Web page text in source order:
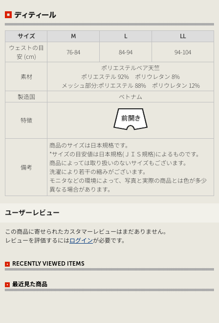
サイズ M L LL
ウェストの目
安 (cm)
76-84 84-94 94-104
素材
ポリエステルベア天竺
ポリエステル 92% ポリウレタン 8%
メッシュ部分:ポリエステル 88% ポリウレタン 12%
製造国
ベトナム
特徴
備考
商品のサイズは日本規格です。
*サイズの目安値は日本規格(ＪＩＳ規格)によるものです。
商品によっては取り扱いのないサイズもございます。
洗濯により若干の縮みがございます。
モニタなどの環境によって、写真と実際の商品とは色が多少
異なる場合があります。
ユーザーレビュー
この商品に寄せられたカスタマーレビューはまだありません。
レビューを評価するにはログインが必要です。
RECENTLY VIEWED ITEMS
最近見た商品